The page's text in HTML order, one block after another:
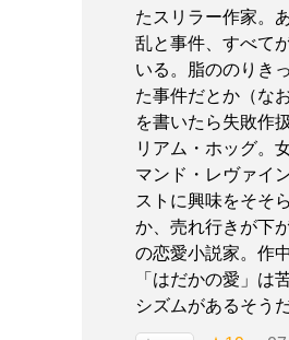
たスリラー作家。
乱と事件、すべて
いる。脂ののりき
た事件だとか（な
を書いたら失敗作
リアム・ホッグ。
マンド・レヴァイ
ストに興味をそそ
か、売れ行きが下
の恋愛小説家。作
「はだかの愛」は
シズムがあるそう